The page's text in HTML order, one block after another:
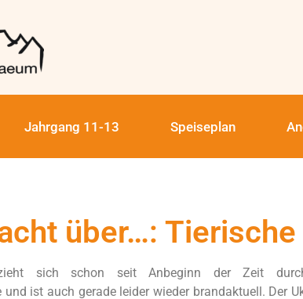
Jahrgang 11-13 Speiseplan
über…:
sich schon seit Anbeginn der Zeit
ist auch gerade leider wieder brandaktuell. Der